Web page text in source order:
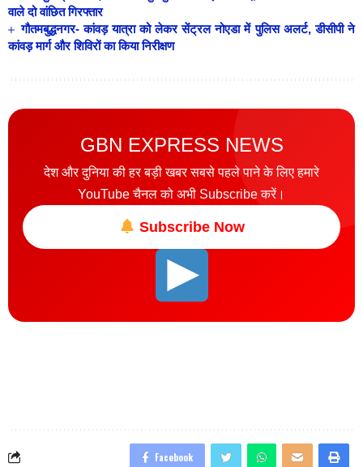
वाले दो वांछित गिरफ्तार
गौतमबुद्धनगर- कांवड़ यात्रा को लेकर सेंट्रल नोएडा में पुलिस अलर्ट, डीसीपी ने
कांवड़ मार्ग और शिविरों का किया निरीक्षण
GBN EXPRESS NEWS
देश और दुनिया की हर बड़ी खबर सबसे पहले पाने के लिए हमारे
YouTube चैनल को अभी Subscribe करें।
Subscribe Now
Facebook